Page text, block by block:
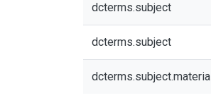
dcterms.subject
dcterms.subject
dcterms.subject.materia